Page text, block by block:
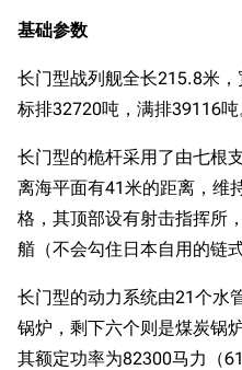
基础参数
长门型战列舰全长215.8米
标排32720吨，满排39116吨
长门型的桅杆采用了由七根
离海平面有41米的距离，维
格，其顶部设有射击指挥所
艏（不会勾住日本自用的链
长门型的动力系统由21个水
锅炉，剩下六个则是煤炭锅
其额定功率为82300马力（